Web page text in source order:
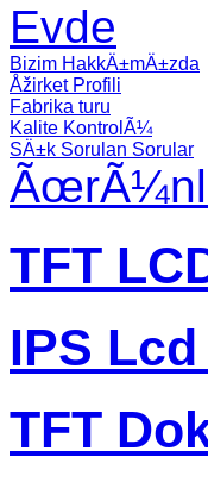
Evde
Bizim HakkÄ±mÄ±zda
Åžirket Profili
Fabrika turu
Kalite KontrolÃ¼
SÄ±k Sorulan Sorular
TFT
IPS
TFT